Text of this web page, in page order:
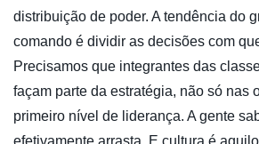
distribuição de poder. A tendência do
comando é dividir as decisões com
Precisamos que integrantes das
façam parte da estratégia, não só nas
primeiro nível de liderança. A gente
efetivamente arrasta. E cultura é